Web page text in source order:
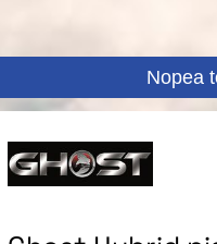
Nopea